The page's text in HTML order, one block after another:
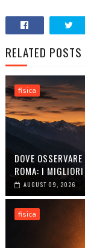
RELATED POSTS
fisica
DOVE
ROMA: I
AUGUST 09, 2026
fisica